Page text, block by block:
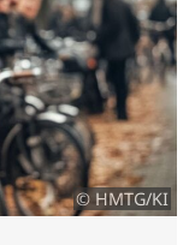
© HMTG/KI